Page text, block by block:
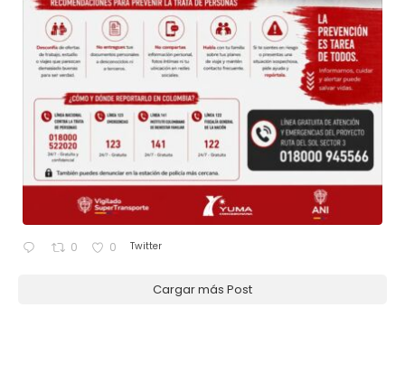
0 0 Twitter
Cargar más Post